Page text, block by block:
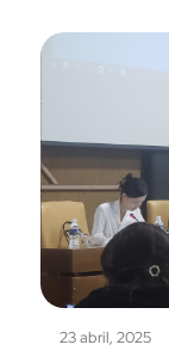
23 abril, 2025